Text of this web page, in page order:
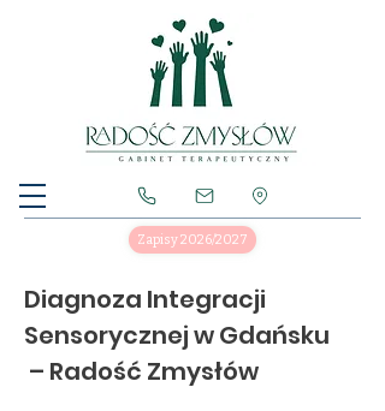
Zapisy 2026/2027
Diagnoza Integracji
Sensorycznej w Gdańsku
– Radość Zmysłów